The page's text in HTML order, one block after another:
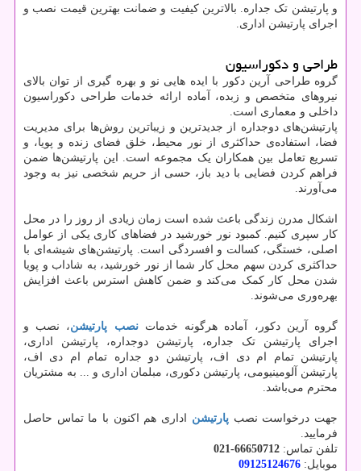
و پارتیشن تک جداره. بالاترین کیفیت و ضمانت بهترین قیمت نصب و
اجرای پارتیشن اداری.
طراحی و دکوراسیون
گروه طراحی آرین دکور با ایده هایی نو و بهره گیری از توان بالای
نیروهای متخصص و زبده، آماده ارائه خدمات طراحی دکوراسیون
داخلی و معماری است.
پارتیشن‌های دوجداره از جدیدترین و زیباترین روش‌ها برای مدیریت
فضا، استفاده‌ی حداکثری از نور محیط، خلق فضای زنده و پویا، و
تسریع تعامل بین همکاران یک مجموعه است. این پارتیشن‌ها ضمن
فراهم کردن فضایی با دید باز، حسی از حریم شخصی نیز به وجود
می‌آورند.
اشکال مدرن زندگی باعث شده است زمان زیادی از روز را در محل
کار سپری کنیم. کمبود نور خورشید در فضاهای کاری یکی از عوامل
اصلی، خستگی، کسالت و افسردگی است. پارتیشن‌های شیشه‌ای با
حداکثری کردن سهم محل کار شما از نور خورشید، به شاداب و پویا
شدن محل کار کمک می‌کند و ضمن کاهش استرس باعث افزایش
بهره‌وری می‌شوند.
گروه آرین دکور، آماده هرگونه خدماتنصب پارتیشن، نصب و
اجرای پارتیشن‌ تک جداره، پارتیشن دوجداره، پارتیشن اداری،
پارتیشن تمام ام دی اف، پارتیشن دو جداره تمام ام دی اف،
پارتیشن آلومینیومی، پارتیشن دکوری، مبلمان اداری و ... به مشتریان
محترم می‌باشد.
جهت درخواست نصبپارتیشن اداری هم اکنون با ما تماس حاصل
فرمایید.
تلفن تماس: 021-66650712
موبایل: 09125124676